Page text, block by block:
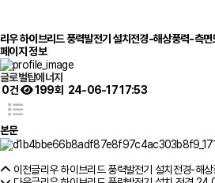
리우 하이브리드 풍력발전기 설치전경-해상풍력-측면
페이지 정보
글로벌탑에너지
0건
199회 24-06-17 17:53
본문
이전글리우 하이브리드 풍력발전기 설치전경-해